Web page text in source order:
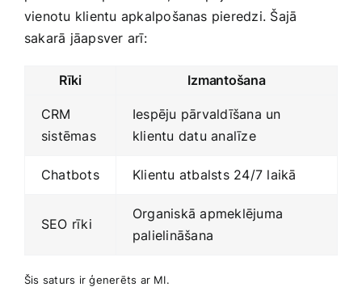
vienotu klientu apkalpošanas pieredzi. Šajā
sakarā jāapsver arī:
Rīki Izmantošana
CRM
sistēmas
Iespēju pārvaldīšana un
klientu datu analīze
Chatbots Klientu atbalsts 24/7 ‌laikā
SEO rīki
Organiskā apmeklējuma
palielināšana
Šis saturs ir ģenerēts ​ar MI.